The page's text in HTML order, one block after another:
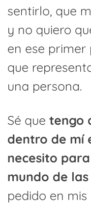
sentirlo, que
y no quiero
en ese primer
que
una persona.
Sé que tengo
dentro de mí
necesito
mundo de
pedido en